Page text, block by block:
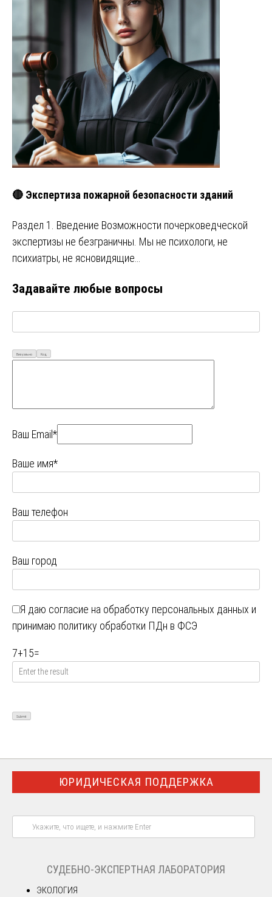
🔴 Экспертиза пожарной безопасности зданий
Раздел 1. Введение Возможности почерковедческой
экспертизы не безграничны. Мы не психологи, не
психиатры, не ясновидящие…
Задавайте любые вопросы
Визуально Код
Ваш Email*
Ваше имя*
Ваш телефон
Ваш город
Я даю согласие на обработку персональных данных и
принимаю политику обработки ПДн в ФСЭ
7+15=
ЮРИДИЧЕСКАЯ ПОДДЕРЖКА
СУДЕБНО-ЭКСПЕРТНАЯ ЛАБОРАТОРИЯ
ЭКОЛОГИЯ